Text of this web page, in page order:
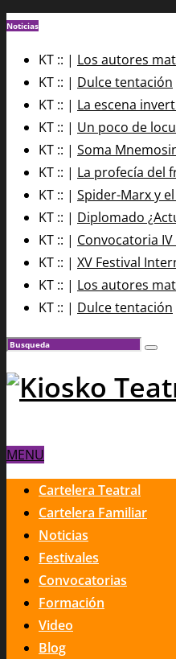
Noticias
KT :: | Los autores
KT :: | Dulce tentación
KT :: | La escena
KT :: | Un poco de
KT :: | Soma
KT :: | La profecía del
KT :: | Spider-Marx y
KT :: | Diplomado
KT :: | Convocatoria
KT :: | XV Festival
KT :: | Los autores
KT :: | Dulce tentación
MENU
Cartelera Teatral
Cartelera Familiar
Noticias
Festivales
Convocatorias
Formación
Video
Blog